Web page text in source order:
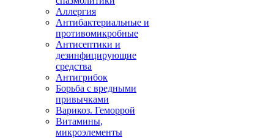
Аллергия
Антибактериальные и
противомикробные
Антисептики и
дезинфицирующие
средства
Антигрибок
Борьба с вредными
привычками
Варикоз. Геморрой
Витамины,
микроэлементы